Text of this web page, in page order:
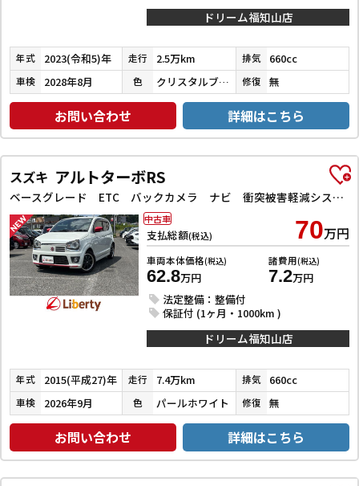
ドリーム福知山店
年式 2023(令和5)年 走行 2.5万km 排気 660cc
車検 2028年8月 色 クリスタルブラックパール 修復 無
お問い合わせ 詳細はこちら
スズキ アルトターボRS
ベースグレード ETC バックカメラ ナビ 衝突被害軽減システム オートライト HID スマートキー アイドリングストップ 電動格納ミラー シートヒーター AT 盗難防止システム ABS ESC アルミホイール
支払総額(税込) 70万円
車両本体価格(税込)
62.8万円
諸費用(税込)
7.2万円
法定整備：整備付
保証付 (1ヶ月・1000km )
中古車
ドリーム福知山店
年式 2015(平成27)年 走行 7.4万km 排気 660cc
車検 2026年9月 色 パールホワイト 修復 無
お問い合わせ 詳細はこちら